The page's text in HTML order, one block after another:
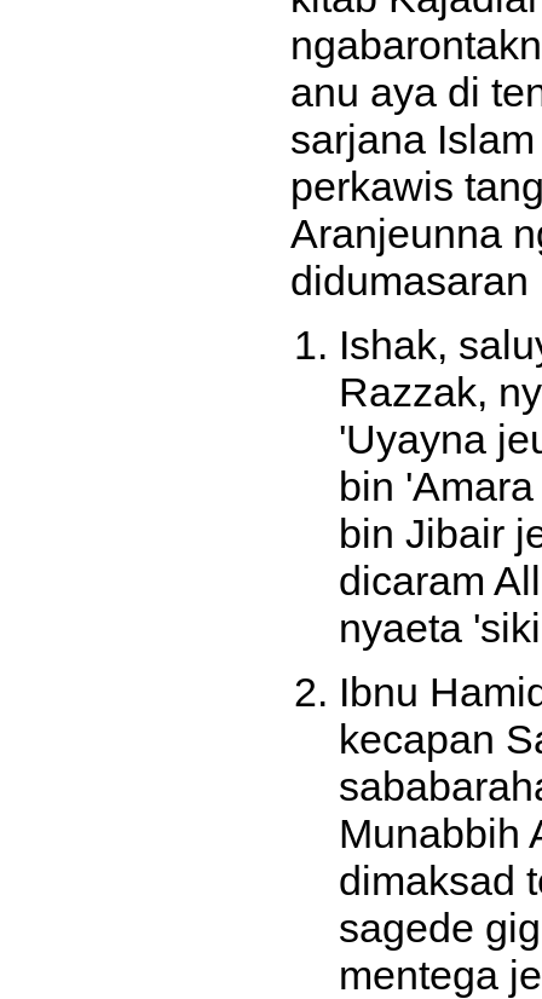
anu aya di
sarjana
perkawis
Aranjeunna
Ishak,
Razzak,
'Uyayna
bin
bin Jibair
dicaram
nyaeta
Ibnu
kecapan
Munabbih
dimaksad
sagede
mentega